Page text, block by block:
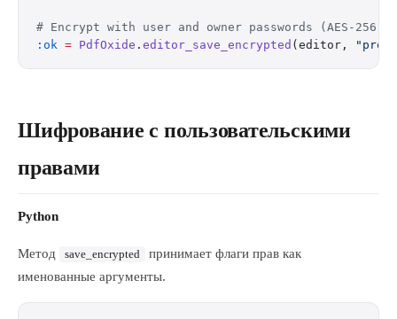
# Encrypt with user and owner passwords (AES-256)
:ok = PdfOxide . editor_save_encrypted (editor,
Шифрование с пользовательскими
правами
Python
Метод save_encrypted
принимает флаги прав как
именованные аргументы.